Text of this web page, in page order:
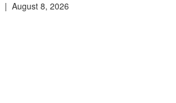
| August 8, 2026